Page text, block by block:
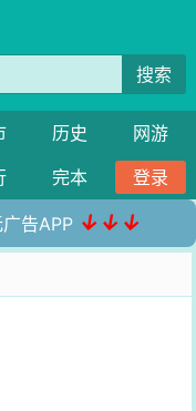
搜索
历史
网游
完本 登录
告APP ↓↓↓